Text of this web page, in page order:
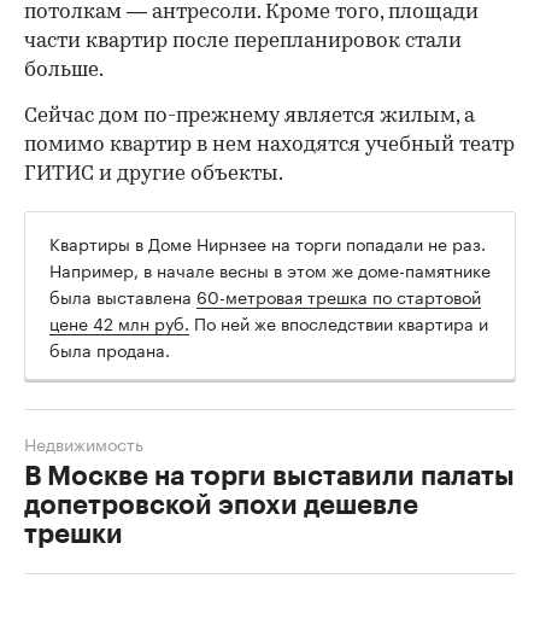
потолкам — антресоли. Кроме того, площади
части квартир после перепланировок стали
больше.
Сейчас дом по-прежнему является жилым, а
помимо квартир в нем находятся учебный театр
ГИТИС и другие объекты.
Квартиры в Доме Нирнзее на торги попадали не раз.
Например, в начале весны в этом же доме-памятнике
была выставлена 60-метровая трешка по стартовой
цене 42 млн руб. По ней же впоследствии квартира и
была продана.
В Москве на торги выставили палаты
допетровской эпохи дешевле
трешки
Недвижимость